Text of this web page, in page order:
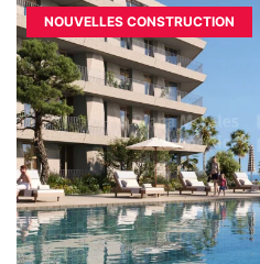
NOUVELLES CONSTRUCTION